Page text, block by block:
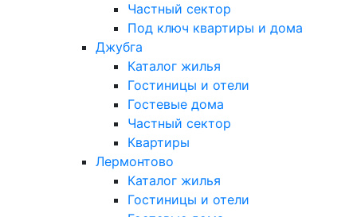
Частный сектор
Под ключ квартиры и дома
Джубга
Каталог жилья
Гостиницы и отели
Гостевые дома
Частный сектор
Квартиры
Лермонтово
Каталог жилья
Гостиницы и отели